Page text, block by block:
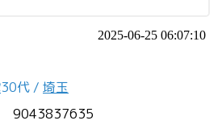
2025-06-25 06:07:10
30代 / 埼玉
9043837635